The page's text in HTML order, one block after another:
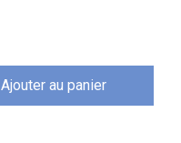
Ajouter au panier